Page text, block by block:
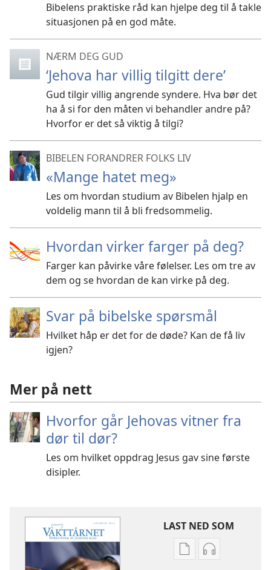
Bibelens praktiske råd kan hjelpe deg til å takle
situasjonen på en god måte.
NÆRM DEG GUD
‘Jehova har villig tilgitt dere’
Gud tilgir villig angrende syndere. Hva bør det
ha å si for den måten vi behandler andre på?
Hvorfor er det så viktig å tilgi?
BIBELEN FORANDRER FOLKS LIV
«Mange hatet meg»
Les om hvordan studium av Bibelen hjalp en
voldelig mann til å bli fredsommelig.
Hvordan virker farger på deg?
Farger kan påvirke våre følelser. Les om tre av
dem og se hvordan de kan virke på deg.
Svar på bibelske spørsmål
Hvilket håp er det for de døde? Kan de få liv
igjen?
Mer på nett
Hvorfor går Jehovas vitner fra
dør til dør?
Les om hvilket oppdrag Jesus gav sine første
disipler.
LAST NED SOM